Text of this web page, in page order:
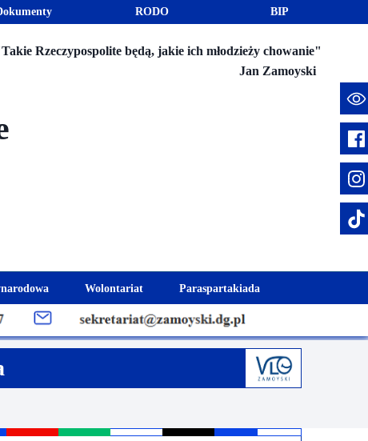
Wolontariat
Akcje charytatywne
Klub Wolontariusza "Jesteśmy z Wami"
Paraspartakiada
Fundusz Stypendialny "Jesteśmy
Integracja szkolna
Geneza i idea
Rzeczypospolite będą, jakie ich młodzieży chowanie"
BIP
RODO
Jan Zamoyski